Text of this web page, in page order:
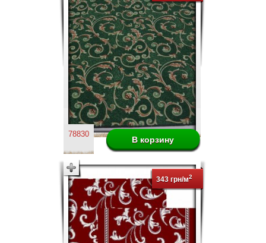
78830
343 грн/м2